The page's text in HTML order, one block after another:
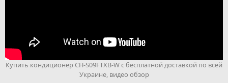
Купить кондиционер CH-S09FTXB-W с бесплатной доставкой по всей
Украине, видео обзор